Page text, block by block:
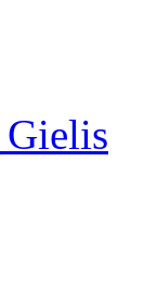
Gielis